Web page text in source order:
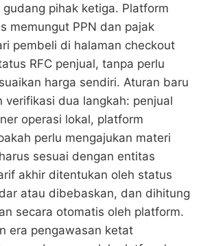
pihak ketiga. Platform
memungut PPN dan pajak
pembeli di halaman checkout
RFC penjual, tanpa perlu
harga sendiri. Aturan baru
verifikasi dua langkah: penjual
operasi lokal, platform
perlu mengajukan materi
sesuai dengan entitas
akhir ditentukan oleh status
atau dibebaskan, dan dihitung
secara otomatis oleh platform.
era pengawasan ketat